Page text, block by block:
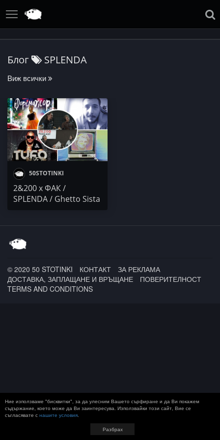
Блог SPLENDA
Виж всички
50STOTINKI
2&200 x ФАК /
SPLENDA / Ghetto Sista
© 2020 50 STOTINKI КОНТАКТ
ЗА РЕКЛАМА
ДОСТАВКА, ЗАПЛАЩАНЕ И ВРЪЩАНЕ
ПОВЕРИТЕЛНОСТ
TERMS AND CONDITIONS
Ние използваме "бисквитки", за да улесним Вашето сърфиране и да Ви покажем
съдържание, което може да Ви заинтересува. Използвайки този сайт, Вие се
съгласявате с нашите условия.
Разбрах